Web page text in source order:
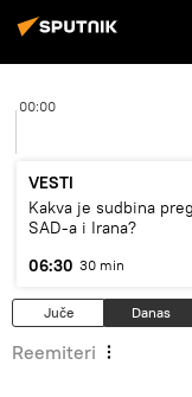
00:00
VESTI
Kakva je sudbina
SAD-a i Irana?
06:30 30 min
Juče Danas
Reemiteri